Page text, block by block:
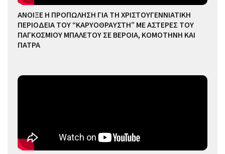
ΑΝΟΙΞΕ Η ΠΡΟΠΩΛΗΣΗ ΓΙΑ ΤΗ ΧΡΙΣΤΟΥΓΕΝΝΙΑΤΙΚΗ
ΠΕΡΙΟΔΕΙΑ ΤΟΥ “ΚΑΡΥΟΘΡΑΥΣΤΗ” ΜΕ ΑΣΤΕΡΕΣ ΤΟΥ
ΠΑΓΚΟΣΜΙΟΥ ΜΠΑΛΕΤΟΥ ΣΕ ΒΕΡΟΙΑ, ΚΟΜΟΤΗΝΗ ΚΑΙ
ΠΑΤΡΑ